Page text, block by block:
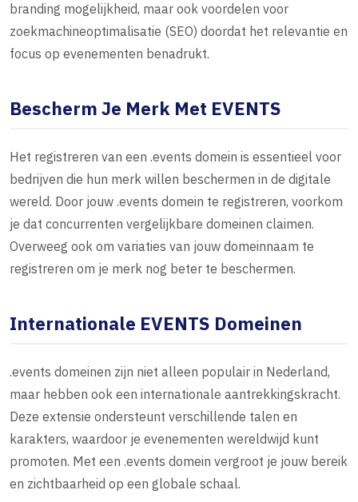
branding mogelijkheid, maar ook voordelen voor
zoekmachineoptimalisatie (SEO) doordat het relevantie en
focus op evenementen benadrukt.
Bescherm Je Merk Met EVENTS
Het registreren van een .events domein is essentieel voor
bedrijven die hun merk willen beschermen in de digitale
wereld. Door jouw .events domein te registreren, voorkom
je dat concurrenten vergelijkbare domeinen claimen.
Overweeg ook om variaties van jouw domeinnaam te
registreren om je merk nog beter te beschermen.
Internationale EVENTS Domeinen
.events domeinen zijn niet alleen populair in Nederland,
maar hebben ook een internationale aantrekkingskracht.
Deze extensie ondersteunt verschillende talen en
karakters, waardoor je evenementen wereldwijd kunt
promoten. Met een .events domein vergroot je jouw bereik
en zichtbaarheid op een globale schaal.